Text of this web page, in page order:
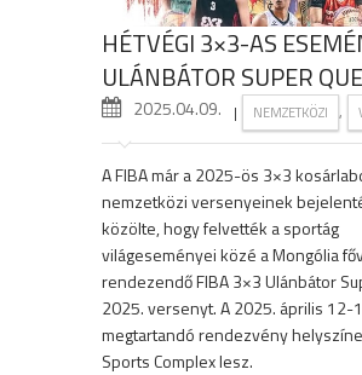
HÉTVÉGI 3×3-AS
ULÁNBÁTOR SUPER
2025.04.09. | NEMZETKÖZI ,
A FIBA már a 2025-ös 3×3
nemzetközi versenyeinek
közölte, hogy felvették a sportág
világeseményei közé a Mongólia
rendezendő FIBA 3×3 Ulánbátor
2025. versenyt. A 2025. április 12-
megtartandó rendezvény
Sports Complex lesz.